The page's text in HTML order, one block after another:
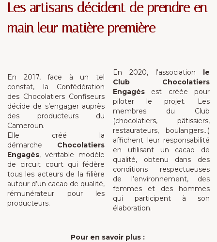
Les artisans décident de prendre en
main leur matière première
En 2017, face à un tel
constat, la Confédération
des Chocolatiers Confiseurs
décide de s’engager auprès
des producteurs du
Cameroun.
Elle créé la
démarche Chocolatiers
Engagés, véritable modèle
de circuit court qui fédère
tous les acteurs de la filière
autour d’un cacao de qualité,
rémunérateur pour les
producteurs.
En 2020, l'association le
Club Chocolatiers
Engagés est créée pour
piloter le projet. Les
membres du Club
(chocolatiers, pâtissiers,
restaurateurs, boulangers…)
affichent leur responsabilité
en utilisant un cacao de
qualité, obtenu dans des
conditions respectueuses
de l’environnement, des
femmes et des hommes
qui participent à son
élaboration.
Pour en savoir plus :